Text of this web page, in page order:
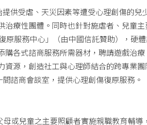
供受虐、天災因素等遭受心理創傷的兒
療性團體。同時也針對施虐者、兒童
原服務中心」（由中國信託贊助），硬
各式諮商服務所需器材，聘請遊戲治
源，創造社工與心理師結合的跨專業團
諮商會談室，提供心理創傷復原服務。
或兒童之主要照顧者實施親職教育輔導